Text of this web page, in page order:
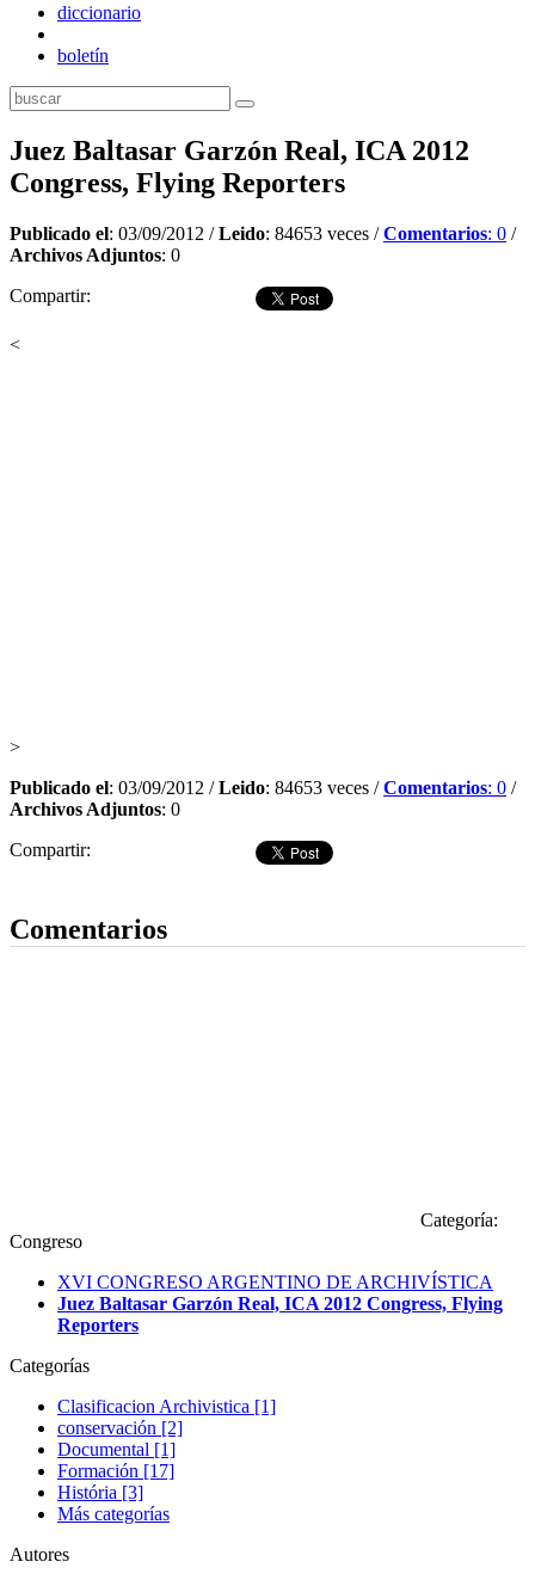
diccionario
boletín
Juez Baltasar Garzón Real, ICA 2012
Congress, Flying Reporters
Publicado el: 03/09/2012 /Leido: 84653 veces /Comentarios: 0 /
Archivos Adjuntos: 0
Compartir:
<
>
Publicado el: 03/09/2012 /Leido: 84653 veces /Comentarios: 0 /
Archivos Adjuntos: 0
Compartir:
Comentarios
Categoría:
Congreso
XVI CONGRESO ARGENTINO DE ARCHIVÍSTICA
Juez Baltasar Garzón Real, ICA 2012 Congress, Flying
Reporters
Categorías
Clasificacion Archivistica [1]
conservación [2]
Documental [1]
Formación [17]
História [3]
Más categorías
Autores